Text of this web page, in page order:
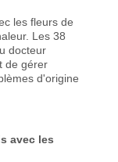
les fleurs de
Les 38
docteur
de gérer
d'origine
avec les